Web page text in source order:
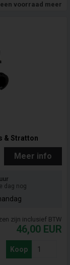
voorraad meer
& Stratton
Meer info
dag nog
zijn inclusief BTW
46,00 EUR
Koop